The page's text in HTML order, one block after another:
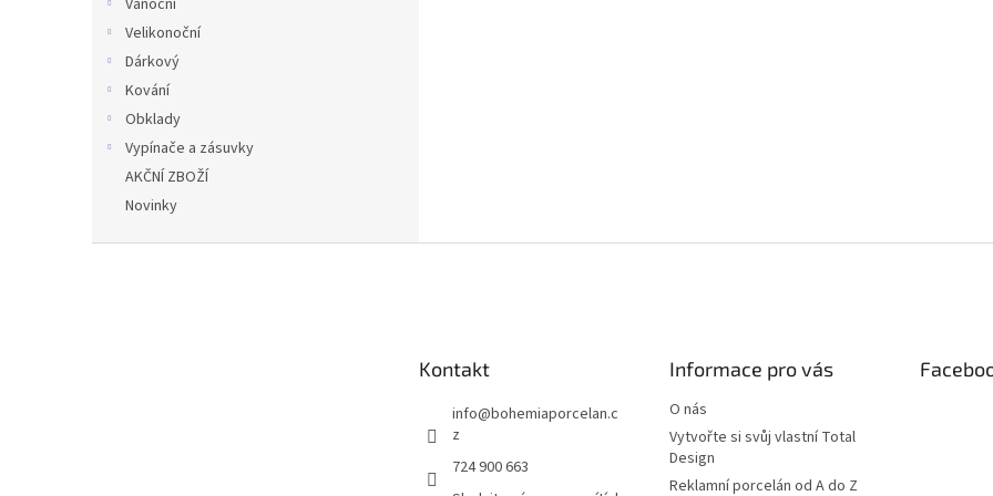
Vánoční
Velikonoční
Dárkový
Kování
Obklady
Vypínače a zásuvky
AKČNÍ ZBOŽÍ
Novinky
Kontakt
info@bohemiaporcelan.c
z
724 900 663
Informace pro vás
O nás
Vytvořte si svůj vlastní Total
Design
Reklamní porcelán od A do Z